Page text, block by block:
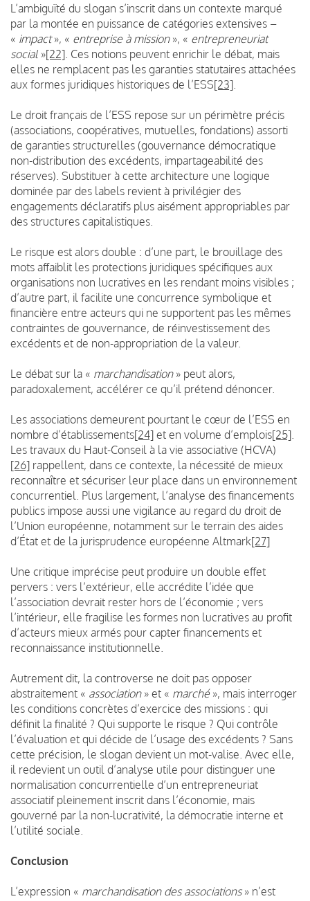
L’ambiguïté du slogan s’inscrit dans un contexte marqué
par la montée en puissance de catégories extensives –
« impact», « entreprise à mission», « entrepreneuriat
social »[22] . Ces notions peuvent enrichir le débat, mais
elles ne remplacent pas les garanties statutaires attachées
aux formes juridiques historiques de l’ESS[23]
Le droit français de l’ESS repose sur un périmètre précis
(associations, coopératives, mutuelles, fondations) assorti
de garanties structurelles (gouvernance démocratique
non-distribution des excédents, impartageabilité des
réserves). Substituer à cette architecture une logique
dominée par des labels revient à privilégier des
engagements déclaratifs plus aisément appropriables par
des structures capitalistiques.
Le risque est alors double : d’une part, le brouillage des
mots affaiblit les protections juridiques spécifiques aux
organisations non lucratives en les rendant moins visibles ;
d’autre part, il facilite une concurrence symbolique et
financière entre acteurs qui ne supportent pas les mêmes
contraintes de gouvernance, de réinvestissement des
excédents et de non-appropriation de la valeur.
Le débat sur la « marchandisation» peut alors,
paradoxalement, accélérer ce qu’il prétend dénoncer.
Les associations demeurent pourtant le cœur de l’ESS en
nombre d’établissements[24] et en volume d’emplois[25]
Les travaux du Haut-Conseil à la vie associative (HCVA)
[26] rappellent, dans ce contexte, la nécessité de mieux
reconnaître et sécuriser leur place dans un environnement
concurrentiel. Plus largement, l’analyse des financements
publics impose aussi une vigilance au regard du droit de
l’Union européenne, notamment sur le terrain des aides
d’État et de la jurisprudence européenne Altmark[27]
Une critique imprécise peut produire un double effet
pervers : vers l’extérieur, elle accrédite l’idée que
l’association devrait rester hors de l’économie ; vers
l’intérieur, elle fragilise les formes non lucratives au profit
d’acteurs mieux armés pour capter financements et
reconnaissance institutionnelle.
Autrement dit, la controverse ne doit pas opposer
abstraitement « association» et « marché», mais interroger
les conditions concrètes d’exercice des missions : qui
définit la finalité ? Qui supporte le risque ? Qui contrôle
l’évaluation et qui décide de l’usage des excédents ? Sans
cette précision, le slogan devient un mot-valise. Avec elle,
il redevient un outil d’analyse utile pour distinguer une
normalisation concurrentielle d’un entrepreneuriat
associatif pleinement inscrit dans l’économie, mais
gouverné par la non-lucrativité, la démocratie interne et
l’utilité sociale.
Conclusion
L’expression « marchandisation des associations» n’est